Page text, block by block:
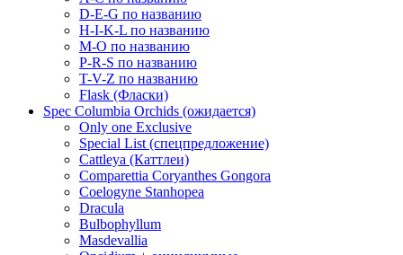
D-E-G по названию
H-I-K-L по названию
M-O по названию
P-R-S по названию
T-V-Z по названию
Flask (Фласки)
Spec Columbia Orchids (ожидается)
Only one Exclusive
Special List (спецпредложение)
Cattleya (Каттлеи)
Comparettia Coryanthes Gongora
Coelogyne Stanhopea
Dracula
Bulbophyllum
Masdevallia